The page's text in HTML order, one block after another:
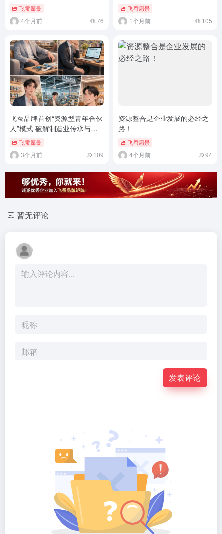
飞蚕愿景
4个月前 76
飞蚕愿景
1个月前 105
飞蚕品牌首创“资源型青年合伙
人”模式 破解制造业传承与渠
道双重困局
飞蚕愿景
3个月前 109
资源整合是企业发展的必经之
路！
飞蚕愿景
4个月前 94
暂无评论
发表评论